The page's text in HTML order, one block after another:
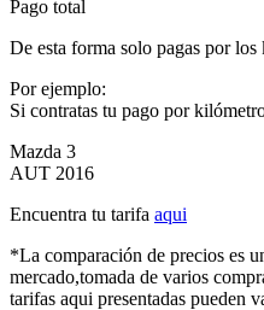
Pago total
De esta forma solo pagas por los
Por ejemplo:
Si contratas tu pago por
Mazda 3
AUT 2016
Encuentra tu tarifa aqui
*La comparación de precios es
mercado,tomada de varios
tarifas aqui presentadas pueden